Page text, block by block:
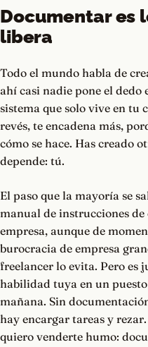
Documentar es
libera
Todo el mundo habla de
ahí casi nadie pone el
sistema que solo vive en tu
revés, te encadena más,
cómo se hace. Has creado
depende: tú.
El paso que la mayoría se
manual de instrucciones de
empresa, aunque de
burocracia de empresa
freelancer lo evita. Pero es
habilidad tuya en un
mañana. Sin
hay encargar tareas y
quiero venderte humo: